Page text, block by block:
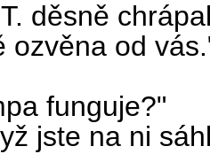
děsně
ozvěna od
funguje?"
jste na ni